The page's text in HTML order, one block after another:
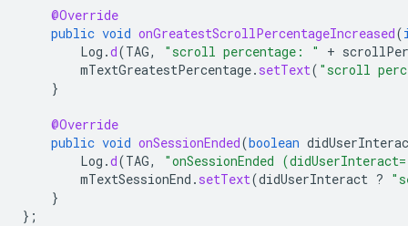
@Override
public void onGreatestScrollPercentageIncreased(
Log .d(TAG, "scroll percentage: " +
mTextGreatestPercentage. setText( "scroll
}
@Override
public void onSessionEnded(boolean
Log .d(TAG,
"onSessionEnded
mTextSessionEnd . setText(didUserInteract ?
}
};